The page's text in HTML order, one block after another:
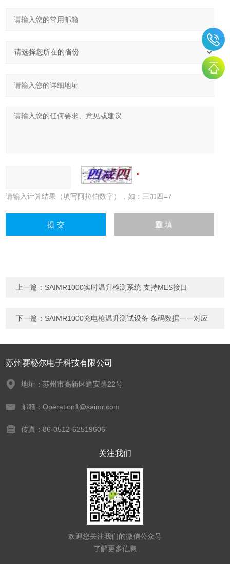
请输入计算结果（填写阿拉伯数字），如：三加四=7
上一篇： SAIMR1000实时温升检测系统 支持MES接口
下一篇： SAIMR1000充电枪温升测试设备 条码数据一一对应
苏州赛秘尔电子科技有限公司
地址：苏州市高新区道安路22号
邮箱：Operation1@saimr.com
传真：86-0512-62519606
关注我们
欢迎您关注我们的微信公众号
了解更多信息